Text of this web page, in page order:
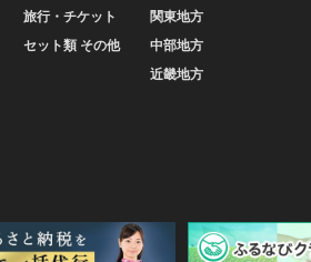
旅行・チケット
セット類 その他
関東地方
中部地方
近畿地方